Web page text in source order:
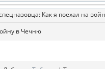
Как я поехал на
в Чечню